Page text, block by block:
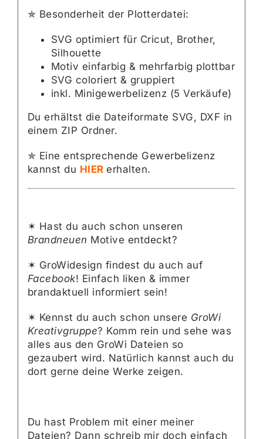
✯ Besonderheit der Plotterdatei:
SVG optimiert für Cricut, Brother,
Silhouette
Motiv einfarbig & mehrfarbig plottbar
SVG coloriert & gruppiert
inkl. Minigewerbelizenz (5 Verkäufe)
Du erhältst die Dateiformate SVG, DXF in
einem ZIP Ordner.
✯ Eine entsprechende Gewerbelizenz
kannst du HIER erhalten.
✶ Hast du auch schon unseren
Brandneuen Motive entdeckt?
✶ GroWidesign findest du auch auf
Facebook! Einfach liken & immer
brandaktuell informiert sein!
✶ Kennst du auch schon unsere GroWi
Kreativgruppe? Komm rein und sehe was
alles aus den GroWi Dateien so
gezaubert wird. Natürlich kannst auch du
dort gerne deine Werke zeigen.
Du hast Problem mit einer meiner
Dateien? Dann schreib mir doch einfach